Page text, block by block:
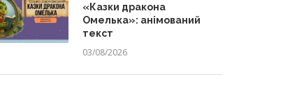
«Казки дракона
Омелька»: анімований
текст
03/08/2026